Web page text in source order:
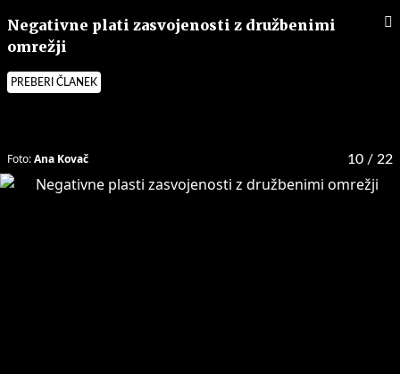
Negativne plati zasvojenosti z družbenimi
omrežji
PREBERI ČLANEK
10 / 22
Foto:Ana Kovač